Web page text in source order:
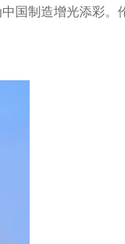
国制造增光添彩。